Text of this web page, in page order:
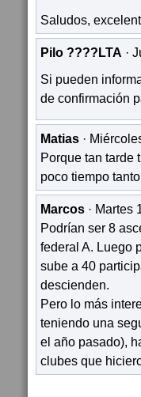
Saludos,
Pilo ????LTA ·
Si pueden
de confirmación
Matias ·
Porque tan tarde
poco tiempo
Marcos · Martes
Podrían ser 8
federal A. Luego
sube a 40
descienden.
Pero lo más
teniendo una
el año pasado),
clubes que